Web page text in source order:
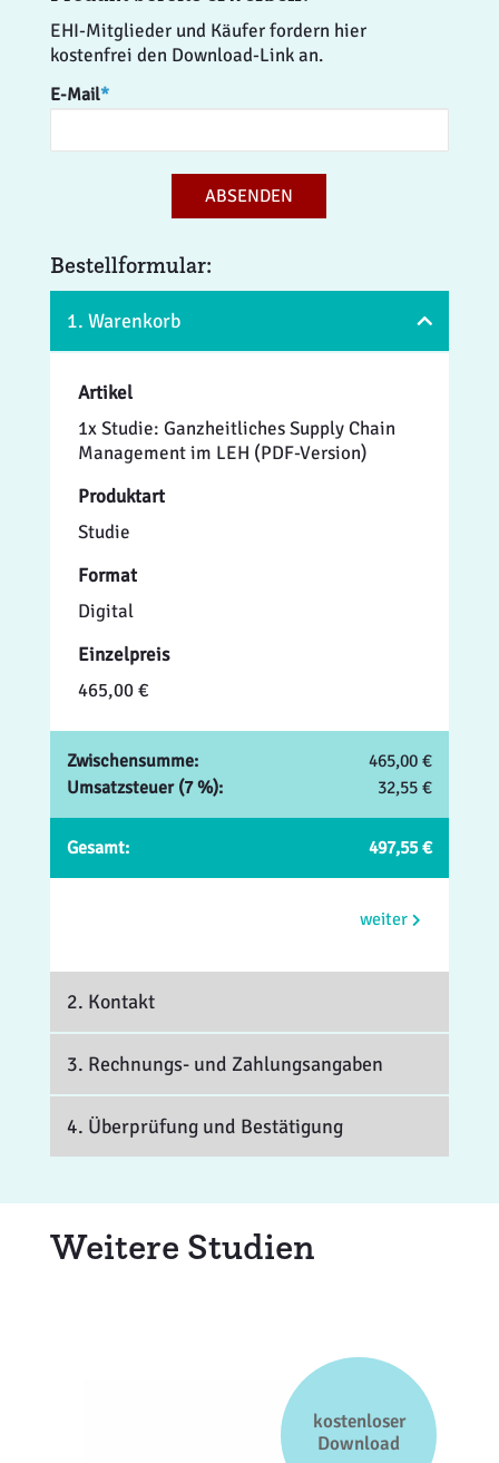
EHI-Mitglieder und Käufer fordern hier
kostenfrei den Download-Link an.
E-Mail*
ABSENDEN
Bestellformular:
1. Warenkorb
Artikel
1x Studie: Ganzheitliches Supply Chain
Management im LEH (PDF-Version)
Produktart
Studie
Format
Digital
Einzelpreis
465,00 €
Zwischensumme:
465,00 €
Umsatzsteuer (7 %):
32,55 €
Gesamt: 497,55 €
weiter
2. Kontakt
3. Rechnungs- und Zahlungsangaben
4. Überprüfung und Bestätigung
Weitere Studien
kostenloser
Download